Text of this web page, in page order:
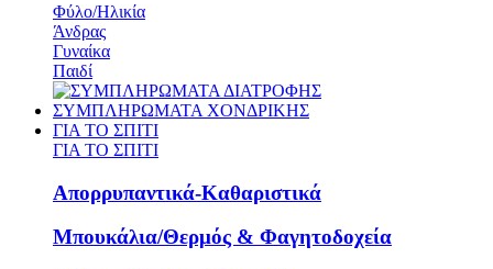
Φύλο/Ηλικία
Άνδρας
Γυναίκα
Παιδί
ΣΥΜΠΛΗΡΩΜΑΤΑ ΧΟΝΔΡΙΚΗΣ
ΓΙΑ ΤΟ ΣΠΙΤΙ
ΓΙΑ ΤΟ ΣΠΙΤΙ
Απορρυπαντικά-Καθαριστικά
Μπουκάλια/Θερμός & Φαγητοδοχεία